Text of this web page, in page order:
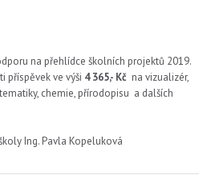
na přehlídce školních projektů 2019.
příspěvek ve výši 4 365,- Kč na vizualizér,
chemie, přírodopisu a dalších
Ing. Pavla Kopeluková